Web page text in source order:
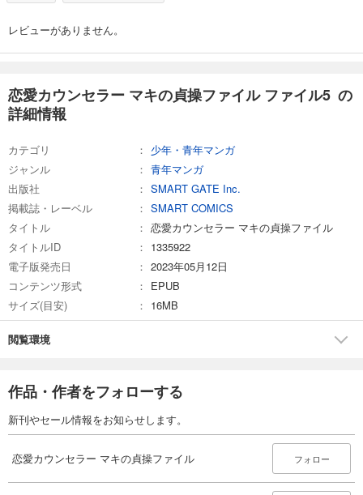
レビューがありません。
恋愛カウンセラー マキの貞操ファイル ファイル5 の
詳細情報
カテゴリ
少年・青年マンガ
ジャンル
青年マンガ
出版社
SMART GATE Inc.
掲載誌・レーベル
SMART COMICS
タイトル
恋愛カウンセラー マキの貞操ファイル
タイトルID
1335922
電子版発売日
2023年05月12日
コンテンツ形式
EPUB
サイズ(目安)
16MB
閲覧環境
作品・作者をフォローする
新刊やセール情報をお知らせします。
恋愛カウンセラー マキの貞操ファイル フォロー